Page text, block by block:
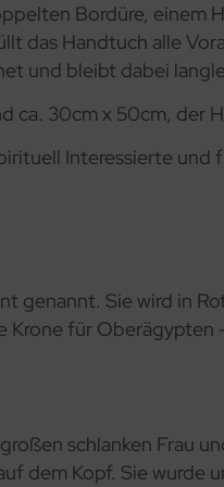
Bordüre,
das Handtuch alle
und bleibt dabei
ca. 30cm x 50cm, der
Interessierte
genannt. Sie wird in
für Oberägypten
schlanken Frau
dem Kopf. Sie